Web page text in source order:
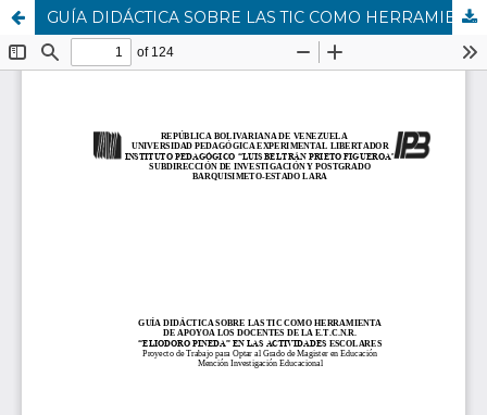
GUÍA DIDÁCTICA SOBRE LAS TIC COMO HERRAMIENTA DE APOYOA LOS DOCENTES DE LA E.T.C.N.R. “ELIODORO PINEDA” EN LAS ACTIVIDADES ESCOLARES